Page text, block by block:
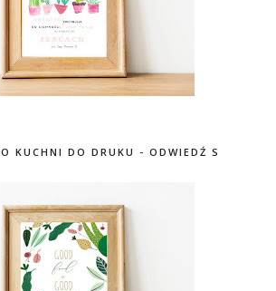
KUCHNI DO DRUKU - ODWIEDŹ SKLEP